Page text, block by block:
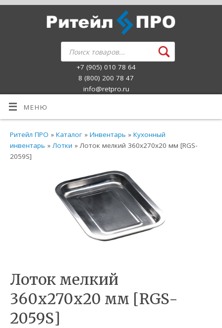
+7 (905) 010 78 64
8 (800) 200 78 47
info@retpro.ru
МЕНЮ
Ритейл ПРО »Каталог »Инвентарь »Кухонный
инвентарь »Лотки » Лоток мелкий 360х270х20 мм [RGS-
2059S]
Лоток мелкий
360х270х20 мм [RGS-
2059S]